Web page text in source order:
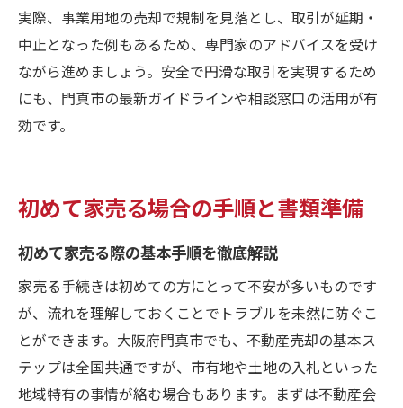
実際、事業用地の売却で規制を見落とし、取引が延期・
中止となった例もあるため、専門家のアドバイスを受け
ながら進めましょう。安全で円滑な取引を実現するため
にも、門真市の最新ガイドラインや相談窓口の活用が有
効です。
初めて家売る場合の手順と書類準備
初めて家売る際の基本手順を徹底解説
家売る手続きは初めての方にとって不安が多いものです
が、流れを理解しておくことでトラブルを未然に防ぐこ
とができます。大阪府門真市でも、不動産売却の基本ス
テップは全国共通ですが、市有地や土地の入札といった
地域特有の事情が絡む場合もあります。まずは不動産会